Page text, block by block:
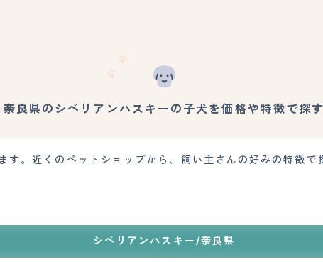
奈良県のシベリアンハスキーの子犬を価格や特徴で探
す。近くのペットショップから、飼い主さんの好みの特徴
シベリアンハスキー/奈良県